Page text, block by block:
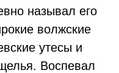
называл его
волжские
утесы и
Воспевал